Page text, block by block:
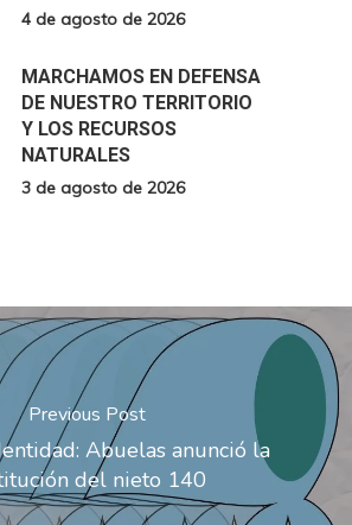
4 de agosto de 2026
MARCHAMOS EN DEFENSA
DE NUESTRO TERRITORIO
Y LOS RECURSOS
NATURALES
3 de agosto de 2026
Previous Post
Abuelas anunció la
del nieto 140